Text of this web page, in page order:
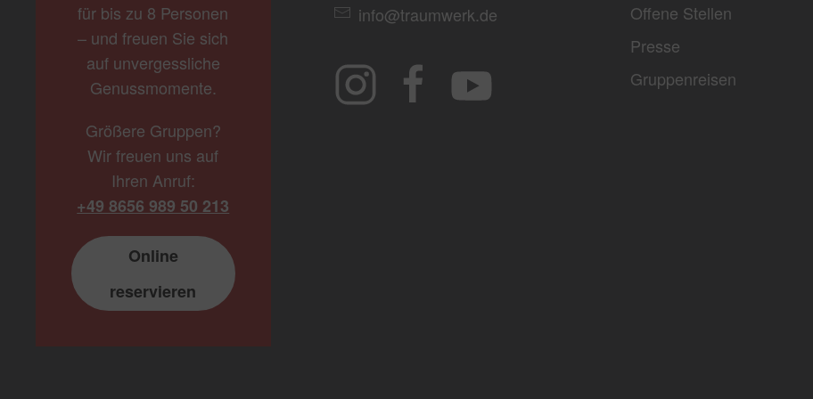
für bis zu 8 Personen
– und freuen Sie sich
auf unvergessliche
Genussmomente.
Größere Gruppen?
Wir freuen uns auf
Ihren Anruf:
+49 8656 989 50 213
Online
reservieren
info@traumwerk.de
Offene Stellen
Presse
Gruppenreisen